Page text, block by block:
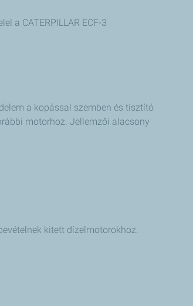
a CATERPILLAR ECF-3
a kopással szemben és tisztító
motorhoz. Jellemzői alacsony
kitett dízelmotorokhoz.